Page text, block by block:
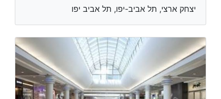
יצחק ארצי, תל אביב-יפו, תל אביב יפו